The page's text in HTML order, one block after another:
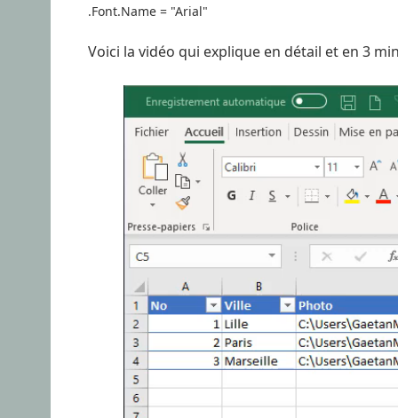
.Font.Name = "Arial"
Voici la vidéo qui explique en détail et en 3